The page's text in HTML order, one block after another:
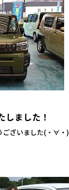
しました！
ございました(・∀・